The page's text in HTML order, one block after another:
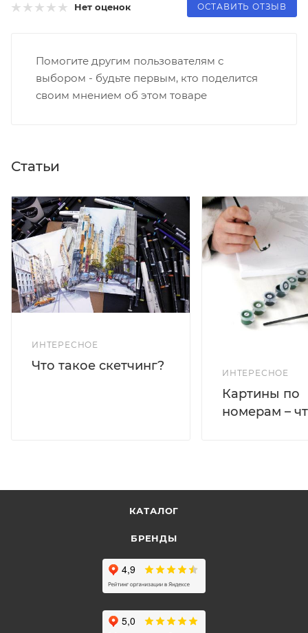
Нет оценок ОСТАВИТЬ ОТЗЫВ
Помогите другим пользователям с
выбором - будьте первым, кто поделится
своим мнением об этом товаре
Статьи
ИНТЕРЕСНОЕ
Что такое скетчинг?
ИНТЕРЕСНОЕ
Картины по
номерам –
КАТАЛОГ
БРЕНДЫ